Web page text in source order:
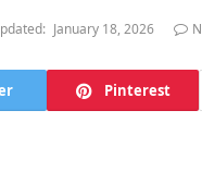
January 18, 2026
Pinterest